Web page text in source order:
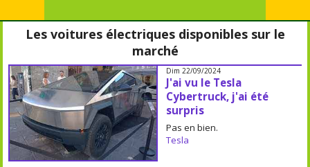
Les voitures électriques disponibles sur le
marché
Dim 22/09/2024
J'ai vu le Tesla
Cybertruck, j'ai été
surpris
Pas en bien.
Tesla